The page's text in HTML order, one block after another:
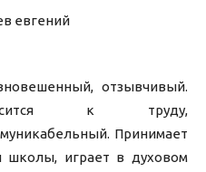
отзывчивый.
к труду,
Принимает
школы, играет в духовом